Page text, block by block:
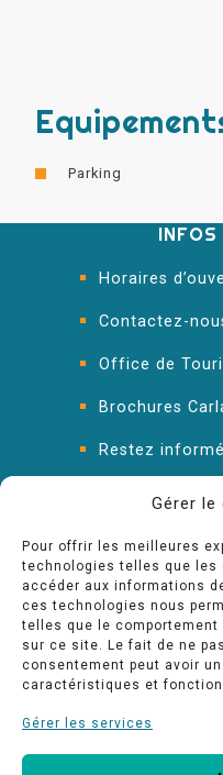
Gérer le
Pour offrir les meilleures
technologies telles que les
accéder aux informations
ces technologies nous
telles que le comportement
sur ce site. Le fait de ne
consentement peut avoir
caractéristiques et
Gérer les services
Parking
INFOS
Horaires
Contactez-
Office de
Brochures
Restez
FAQ : les